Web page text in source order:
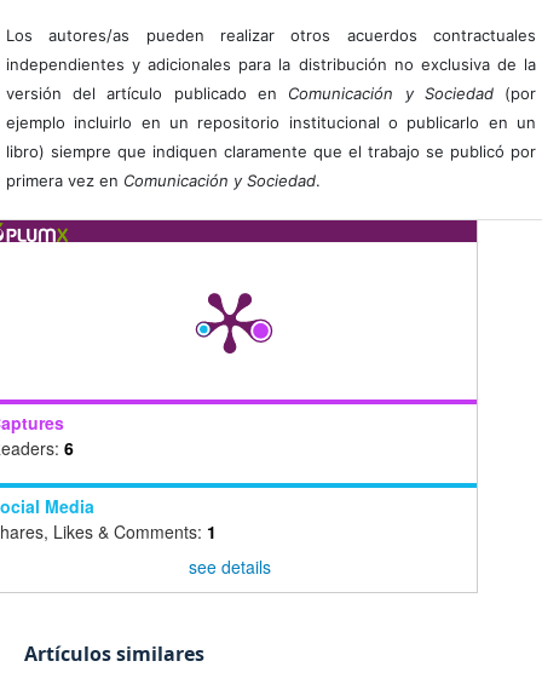
Los autores/as pueden realizar otros acuerdos contractuales
independientes y adicionales para la distribución no exclusiva de la
versión del artículo publicado en Comunicación y Sociedad(por
ejemplo incluirlo en un repositorio institucional o publicarlo en un
libro) siempre que indiquen claramente que el trabajo se publicó por
primera vez en Comunicación y Sociedad.
6
Media
Likes & Comments: 1
see details
Artículos similares